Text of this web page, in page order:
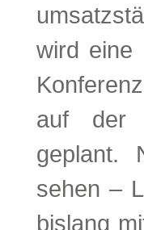
wird eine
auf der
geplant.
sehen –
bislang